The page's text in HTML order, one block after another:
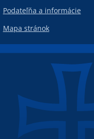
Podateľňa a informácie
Mapa stránok